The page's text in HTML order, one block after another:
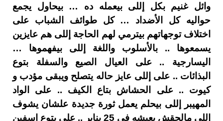
وائل غنيم بكل إللى بيعمله ده … بيحاول يجمع
حواليه كل الأضداد … كل طوائف الشباب على
اختلاف توجهاتهم بيترمي لهم الحاجة إللى هم عايزين
يسمعوها .. بالأسلوب واللغة إللى بيفهموها …
اليسارجية .. على العيال الصيع والسفلة بتوع
البذائات .. على إللى عايز حاله يتصلح ويبقى مؤدب و
كيوت .. على الحشاش بتاع الكيف .. على الواد
المهيبر إللى بيحلم يعمل ثورة جديدة علشان يشوف
إللى مالحقش يعيشه فى 25 يناير .. على بتوع اسفين